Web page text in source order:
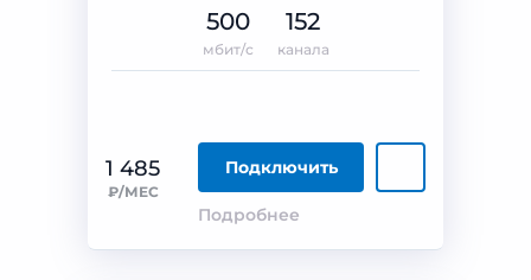
1 485
₽/МЕС
Подключить
Подробнее
500
мбит/с
152
канала